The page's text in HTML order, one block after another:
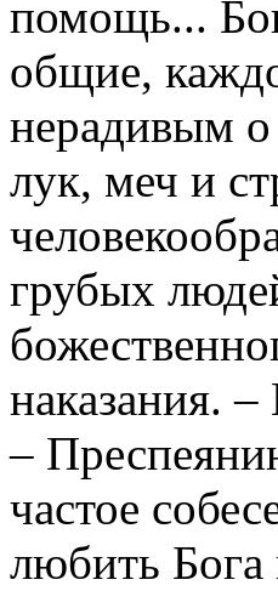
помощь...
общие,
нерадивым
лук, меч и
грубых
наказания.
–
частое
любить Бога